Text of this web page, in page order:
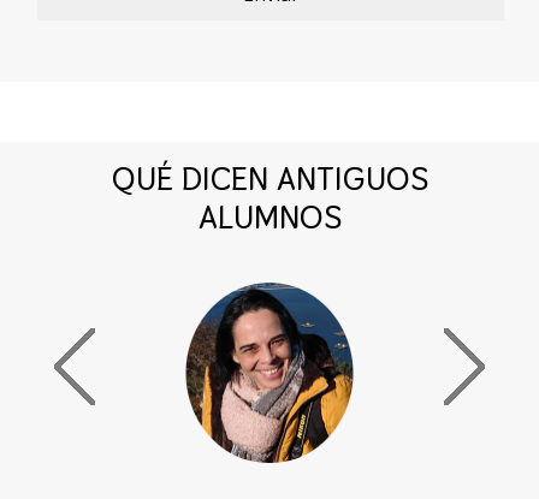
QUÉ DICEN ANTIGUOS
ALUMNOS